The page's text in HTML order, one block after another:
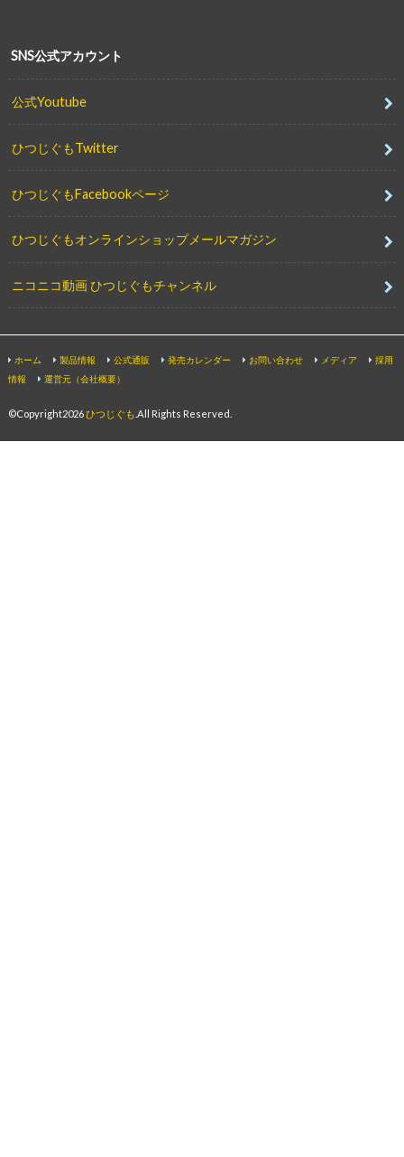
SNS公式アカウント
公式Youtube
ひつじぐもTwitter
ひつじぐもFacebookページ
ひつじぐもオンラインショップメールマガジン
ニコニコ動画 ひつじぐもチャンネル
ホーム 製品情報 公式通販 発売カレンダー お問い合わせ メディア
採用
情報
運営元（会社概要）
©Copyright2026ひつじぐも .All Rights Reserved.